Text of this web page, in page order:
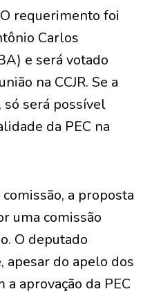
requerimento foi
Carlos
e será votado
na CCJR. Se a
só será possível
da PEC na
a proposta
uma comissão
O deputado
apesar do apelo dos
aprovação da PEC